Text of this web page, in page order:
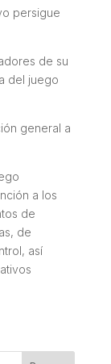
persigue
de su
del juego
general a
a los
de
de
así